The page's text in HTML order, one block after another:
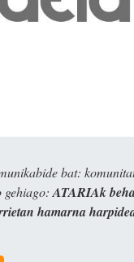
bat:
gehiago:ATARIAk
hamarna